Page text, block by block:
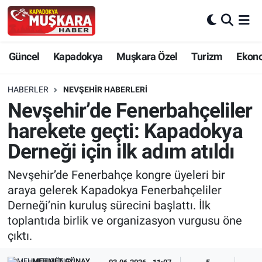
Güncel Kapadokya Muşkara Özel Turizm
HABERLER NEVŞEHIR HABERLERI
Nevşehir’de Fenerbahçeliler
harekete geçti: Kapadokya
Derneği için ilk adım atıldı
Nevşehir’de Fenerbahçe kongre üyeleri bir
araya gelerek Kapadokya Fenerbahçeliler
Derneği’nin kuruluş sürecini başlattı. İlk
toplantıda birlik ve organizasyon vurgusu öne
çıktı.
Güncel
SEÇİM
Muşkara Özel
Ekonomi
Kapadokya
Turizm
Nevşehir Hava Durumu
Nevşehir Trafik Yoğunluk Haritası
Süper Lig Puan Durumu ve Fikstür
Tüm Manşetler
Son Dakika Haberleri
Haber Arşivi